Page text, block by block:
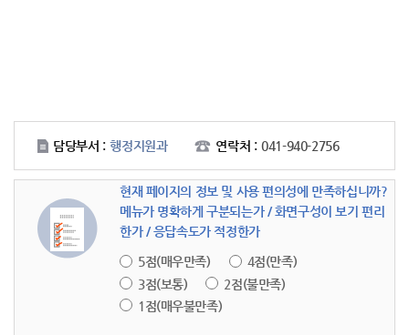
담당부서 : 행정지원과 연락처 : 041-940-2756
현재 페이지의 정보 및 사용 편의성에 만족하십니까?
메뉴가 명확하게 구분되는가 / 화면구성이 보기 편리
한가 / 응답속도가 적정한가
5점(매우만족)
4점(만족)
3점(보통)
2점(불만족)
1점(매우불만족)